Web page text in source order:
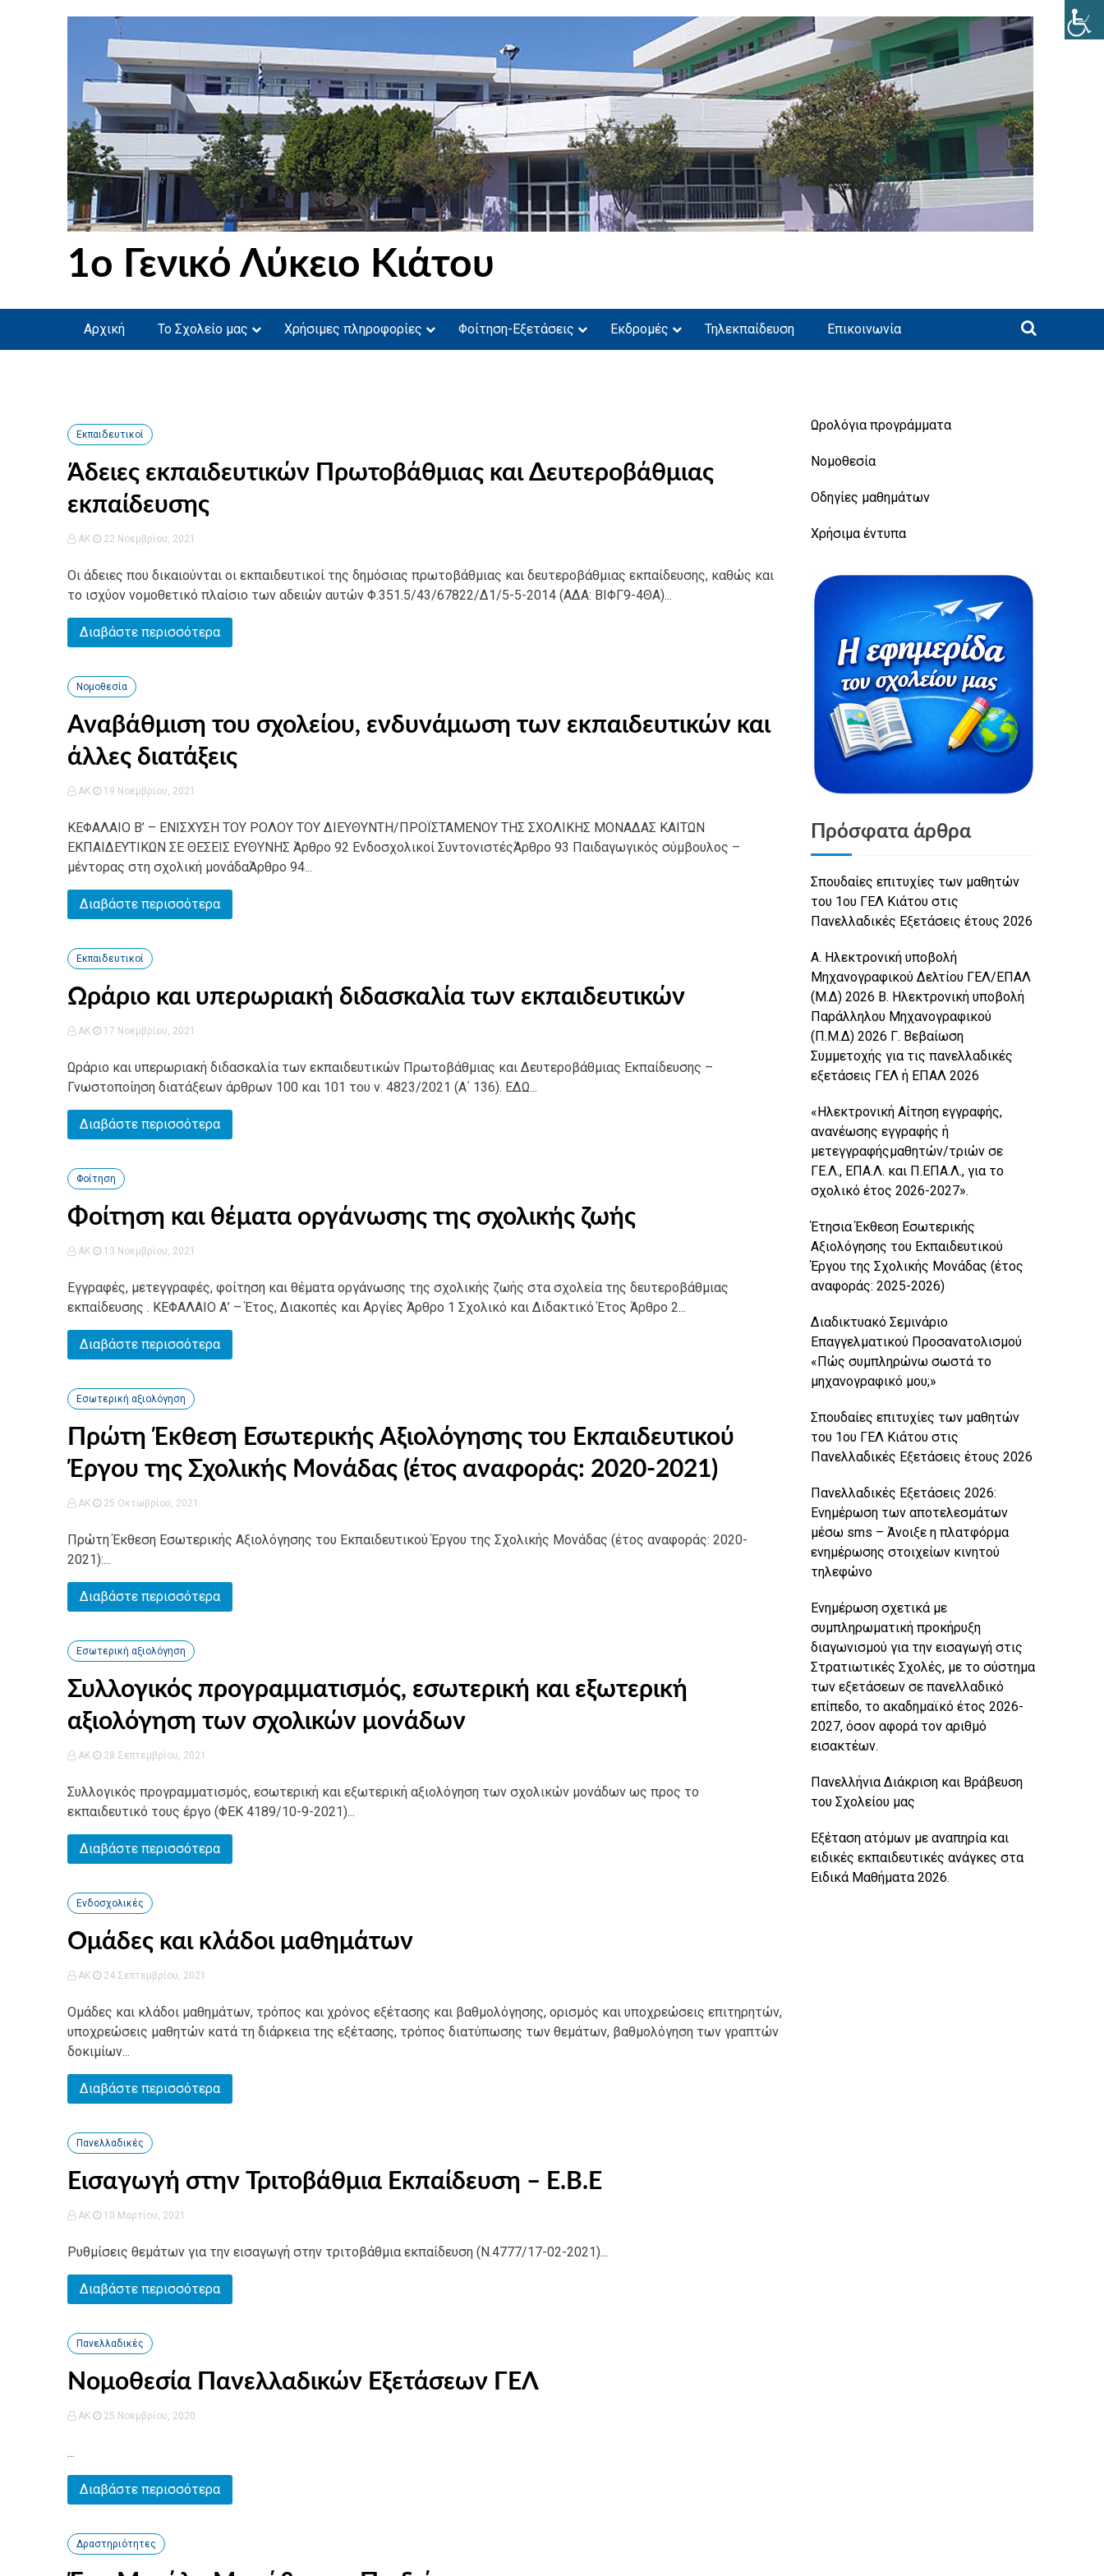
1ο Γενικό Λύκειο Κιάτου
Αρχική Το Σχολείο μας Χρήσιμες πληροφορίες Φοίτηση-Εξετάσεις Εκδρομές Τηλεκπαίδευση Επικοινωνία
Εκπαιδευτικοί
Άδειες εκπαιδευτικών Πρωτοβάθμιας και Δευτεροβάθμιας
εκπαίδευσης
AK 22 Νοεμβρίου, 2021
Οι άδειες που δικαιούνται οι εκπαιδευτικοί της δημόσιας πρωτοβάθμιας και δευτεροβάθμιας εκπαίδευσης, καθώς και
το ισχύον νομοθετικό πλαίσιο των αδειών αυτών Φ.351.5/43/67822/Δ1/5-5-2014 (ΑΔΑ: ΒΙΦΓ9-4ΘΑ)...
Διαβάστε περισσότερα
Νομοθεσία
Αναβάθμιση του σχολείου, ενδυνάμωση των εκπαιδευτικών και
άλλες διατάξεις
AK 19 Νοεμβρίου, 2021
ΚΕΦΑΛΑΙΟ Β’ – ΕΝΙΣΧΥΣΗ ΤΟΥ ΡΟΛΟΥ ΤΟΥ ΔΙΕΥΘΥΝΤΗ/ΠΡΟΪΣΤΑΜΕΝΟΥ ΤΗΣ ΣΧΟΛΙΚΗΣ ΜΟΝΑΔΑΣ ΚΑΙΤΩΝ
ΕΚΠΑΙΔΕΥΤΙΚΩΝ ΣΕ ΘΕΣΕΙΣ ΕΥΘΥΝΗΣ Άρθρο 92 Ενδοσχολικοί ΣυντονιστέςΆρθρο 93 Παιδαγωγικός σύμβουλος –
μέντορας στη σχολική μονάδαΆρθρο 94...
Διαβάστε περισσότερα
Εκπαιδευτικοί
Ωράριο και υπερωριακή διδασκαλία των εκπαιδευτικών
AK 17 Νοεμβρίου, 2021
Ωράριο και υπερωριακή διδασκαλία των εκπαιδευτικών Πρωτοβάθμιας και Δευτεροβάθμιας Εκπαίδευσης –
Γνωστοποίηση διατάξεων άρθρων 100 και 101 του ν. 4823/2021 (Α΄ 136). ΕΔΩ...
Διαβάστε περισσότερα
Φοίτηση
Φοίτηση και θέματα οργάνωσης της σχολικής ζωής
AK 13 Νοεμβρίου, 2021
Εγγραφές, μετεγγραφές, φοίτηση και θέματα οργάνωσης της σχολικής ζωής στα σχολεία της δευτεροβάθμιας
εκπαίδευσης . ΚΕΦΑΛΑΙΟ Α’ – Έτος, Διακοπές και Αργίες Άρθρο 1 Σχολικό και Διδακτικό Έτος Άρθρο 2...
Διαβάστε περισσότερα
Εσωτερική αξιολόγηση
Πρώτη Έκθεση Εσωτερικής Αξιολόγησης του Εκπαιδευτικού
Έργου της Σχολικής Μονάδας (έτος αναφοράς: 2020-2021)
AK 25 Οκτωβρίου, 2021
Πρώτη Έκθεση Εσωτερικής Αξιολόγησης του Εκπαιδευτικού Έργου της Σχολικής Μονάδας (έτος αναφοράς: 2020-
2021):...
Διαβάστε περισσότερα
Εσωτερική αξιολόγηση
Συλλογικός προγραμματισμός, εσωτερική και εξωτερική
αξιολόγηση των σχολικών μονάδων
AK 28 Σεπτεμβρίου, 2021
Συλλογικός προγραμματισμός, εσωτερική και εξωτερική αξιολόγηση των σχολικών μονάδων ως προς το
εκπαιδευτικό τους έργο (ΦΕΚ 4189/10-9-2021)...
Διαβάστε περισσότερα
Ενδοσχολικές
Ομάδες και κλάδοι μαθημάτων
AK 24 Σεπτεμβρίου, 2021
Ομάδες και κλάδοι μαθημάτων, τρόπος και χρόνος εξέτασης και βαθμολόγησης, ορισμός και υποχρεώσεις επιτηρητών,
υποχρεώσεις μαθητών κατά τη διάρκεια της εξέτασης, τρόπος διατύπωσης των θεμάτων, βαθμολόγηση των γραπτών
δοκιμίων...
Διαβάστε περισσότερα
Πανελλαδικές
Εισαγωγή στην Τριτοβάθμια Εκπαίδευση – E.B.E
AK 10 Μαρτίου, 2021
Ρυθμίσεις θεμάτων για την εισαγωγή στην τριτοβάθμια εκπαίδευση (Ν.4777/17-02-2021)...
Διαβάστε περισσότερα
Πανελλαδικές
Νομοθεσία Πανελλαδικών Εξετάσεων ΓΕΛ
AK 25 Νοεμβρίου, 2020
...
Διαβάστε περισσότερα
Δραστηριότητες
Ωρολόγια προγράμματα
Νομοθεσία
Οδηγίες μαθημάτων
Χρήσιμα έντυπα
Πρόσφατα άρθρα
Σπουδαίες επιτυχίες των μαθητών
του 1ου ΓΕΛ Κιάτου στις
Πανελλαδικές Εξετάσεις έτους 2026
Α. Ηλεκτρονική υποβολή
Μηχανογραφικού Δελτίου ΓΕΛ/ΕΠΑΛ
(Μ.Δ) 2026 Β. Ηλεκτρονική υποβολή
Παράλληλου Μηχανογραφικού
(Π.Μ.Δ) 2026 Γ. Βεβαίωση
Συμμετοχής για τις πανελλαδικές
εξετάσεις ΓΕΛ ή ΕΠΑΛ 2026
«Ηλεκτρονική Αίτηση εγγραφής,
ανανέωσης εγγραφής ή
μετεγγραφήςμαθητών/τριών σε
ΓΕ.Λ., ΕΠΑ.Λ. και Π.ΕΠΑ.Λ., για το
σχολικό έτος 2026-2027».
Έτησια Έκθεση Εσωτερικής
Αξιολόγησης του Εκπαιδευτικού
Έργου της Σχολικής Μονάδας (έτος
αναφοράς: 2025-2026)
Διαδικτυακό Σεμινάριο
Επαγγελματικού Προσανατολισμού
«Πώς συμπληρώνω σωστά το
μηχανογραφικό μου;»
Σπουδαίες επιτυχίες των μαθητών
του 1ου ΓΕΛ Κιάτου στις
Πανελλαδικές Εξετάσεις έτους 2026
Πανελλαδικές Εξετάσεις 2026:
Ενημέρωση των αποτελεσμάτων
μέσω sms – Άνοιξε η πλατφόρμα
ενημέρωσης στοιχείων κινητού
τηλεφώνο
Ενημέρωση σχετικά με
συμπληρωματική προκήρυξη
διαγωνισμού για την εισαγωγή στις
Στρατιωτικές Σχολές, με το σύστημα
των εξετάσεων σε πανελλαδικό
επίπεδο, το ακαδημαϊκό έτος 2026-
2027, όσον αφορά τον αριθμό
εισακτέων.
Πανελλήνια Διάκριση και Βράβευση
του Σχολείου μας
Εξέταση ατόμων με αναπηρία και
ειδικές εκπαιδευτικές ανάγκες στα
Ειδικά Μαθήματα 2026.